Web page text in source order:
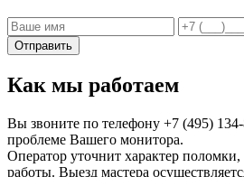
Отправить
Как мы работаем
Вы звоните по телефону +7 (495)
проблеме Вашего монитора.
Оператор уточнит характер
работы. Выезд мастера